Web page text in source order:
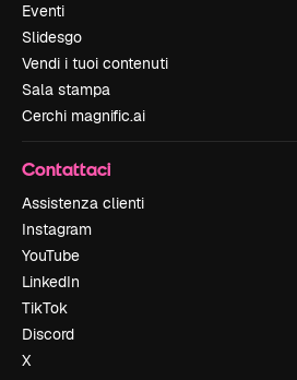
Eventi
Slidesgo
Vendi i tuoi contenuti
Sala stampa
Cerchi magnific.ai
Contattaci
Assistenza clienti
Instagram
YouTube
LinkedIn
TikTok
Discord
X